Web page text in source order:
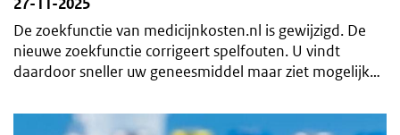
De zoekfunctie van medicijnkosten.nl is gewijzigd. De
nieuwe zoekfunctie corrigeert spelfouten. U vindt
daardoor sneller uw geneesmiddel maar ziet mogelijk